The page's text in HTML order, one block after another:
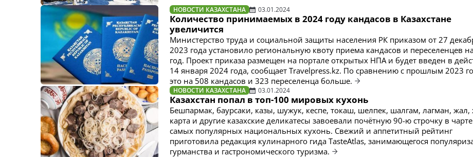
НОВОСТИ КАЗАХСТАНА 03.01.2024
Количество принимаемых в 2024 году кандасов в Казахстане
увеличится
Министерство труда и социальной защиты населения РК приказом от 27
2023 года установило региональную квоту приема кандасов и переселенцев
год. Проект приказа размещен на портале открытых НПА и будет введен в
14 января 2024 года, сообщает Travelpress.kz. По сравнению с прошлым 2023
это на 508 кандасов и 323 переселенца больше.
НОВОСТИ КАЗАХСТАНА 03.01.2024
Казахстан попал в топ-100 мировых кухонь
Бешпармак, баурсаки, казы, шужук, кеспе, ​токаш, шелпек, шалгам, лагман, жал,
карта и другие казахские деликатесы завоевали почётную 90-ю строчку в чарте
самых популярных национальных кухонь. Свежий и аппетитный рейтинг
приготовила редакция кулинарного гида TasteAtlas, занимающегося
гурманства и гастрономического туризма.